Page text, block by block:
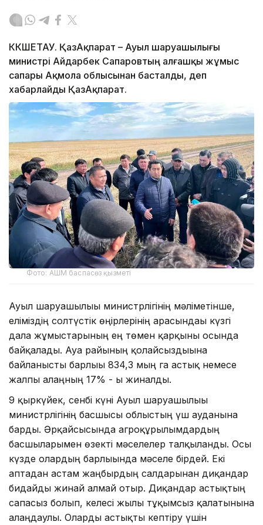
КӨКШЕТАУ. ҚазАқпарат – Ауыл шаруашылығы
министрі Айдарбек Сапаровтың алғашқы жұмыс
сапары Ақмола облысынан басталды, деп
хабарлайды ҚазАқпарат.
Фото: АШМ баспасөз қызметі
Ауыл шаруашылығы министрлігінің мәліметінше,
еліміздің солтүстік өңірлерінің арасындағы күзгі
дала жұмыстарының ең төмен қарқыны осында
байқалады. Ауа райының қолайсыздығына
байланысты барлығы 834,3 мың га астық немесе
жалпы алаңның 17% - ы жиналды.
9 қыркүйек, сенбі күні Ауыл шаруашылығы
министрлігінің басшысы облыстың үш ауданына
барды. Әрқайсысында агроқұрылымдардың
басшыларымен өзекті мәселелер талқыланды. Осы
күзде олардың барлығында мәселе бірдей. Екі
аптадан астам жаңбырдың салдарынан диқандар
бидайды жинай алмай отыр. Диқандар астықтың
сапасыз болып, келесі жылы тұқымсыз қалатынына
алаңдаулы. Оларды астықты кептіру үшін